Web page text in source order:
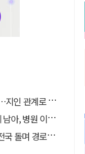
관계로 추정
이송 끝 숨져
곳 턴 30대 구속